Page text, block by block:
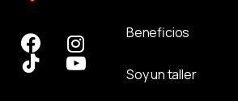
Beneficios
Soy un taller